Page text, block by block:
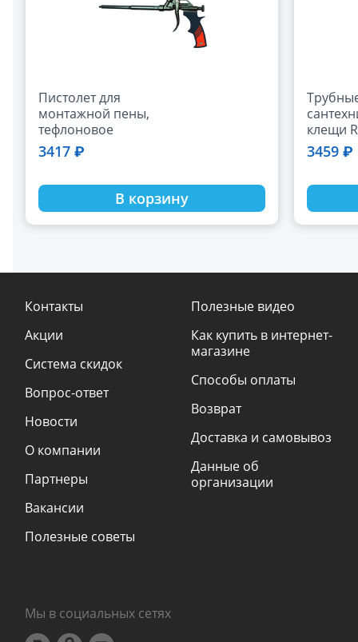
Пистолет для
монтажной пены,
тефлоновое
покрытие
3417 ₽
В корзину
клещи
1/4"
3459 ₽
Контакты
Акции
Система скидок
Вопрос-ответ
Новости
О компании
Партнеры
Вакансии
Полезные советы
Полезные видео
Как купить в интернет-
магазине
Способы оплаты
Возврат
Доставка и самовывоз
Данные об
организации
Мы в социальных сетях